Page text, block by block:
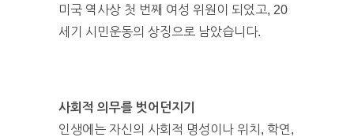
미국 역사상 첫 번째 여성 위원이 되었고, 20
세기 시민운동의 상징으로 남았습니다.
사회적 의무를 벗어던지기
인생에는 자신의 사회적 명성이나 위치, 학연,